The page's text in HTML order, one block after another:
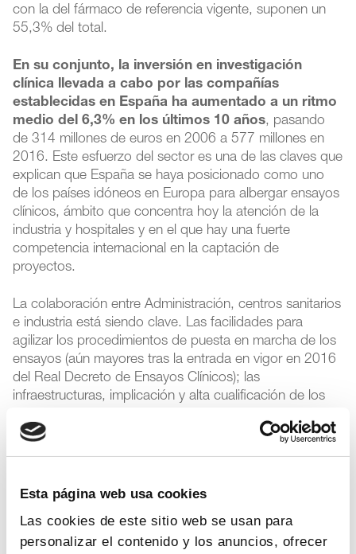
Esta página web usa cookies
Las cookies de este sitio web se usan para
personalizar el contenido y los anuncios, ofrecer
con la del fármaco de referencia vigente, suponen un
55,3% del total.
En su conjunto, la inversión en investigación
clínica llevada a cabo por las compañías
establecidas en España ha aumentado a un ritmo
medio del 6,3% en los últimos 10 años, pasando
de 314 millones de euros en 2006 a 577 millones en
2016. Este esfuerzo del sector es una de las claves que
explican que España se haya posicionado como uno
de los países idóneos en Europa para albergar ensayos
clínicos, ámbito que concentra hoy la atención de la
industria y hospitales y en el que hay una fuerte
competencia internacional en la captación de
proyectos.
La colaboración entre Administración, centros sanitarios
e industria está siendo clave. Las facilidades para
agilizar los procedimientos de puesta en marcha de los
ensayos (aún mayores tras la entrada en vigor en 2016
del Real Decreto de Ensayos Clínicos); las
infraestructuras, implicación y alta cualificación de los
contribuyen a que hoy España sea uno de los
medicamentos(desde que se presenta la
La oncología es un buen ejemplo de estas condiciones
favorables, ya que el 37% de los ensayos clínicos